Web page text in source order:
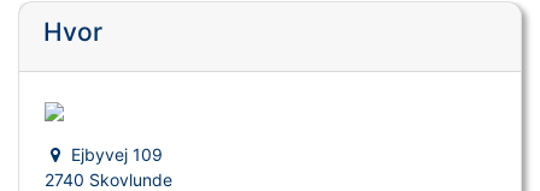
Hvor
Ejbyvej 109
2740 Skovlunde